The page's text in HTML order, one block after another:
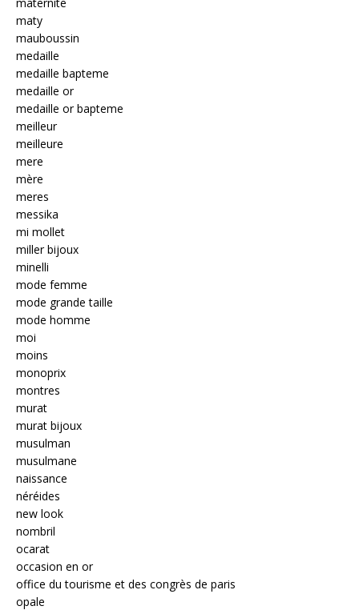
maty
mauboussin
medaille
medaille bapteme
medaille or
medaille or bapteme
meilleur
meilleure
mere
mère
meres
messika
mi mollet
miller bijoux
minelli
mode femme
mode grande taille
mode homme
moi
moins
monoprix
montres
murat
murat bijoux
musulman
musulmane
naissance
néréides
new look
nombril
ocarat
occasion en or
office du tourisme et des congrès de paris
opale